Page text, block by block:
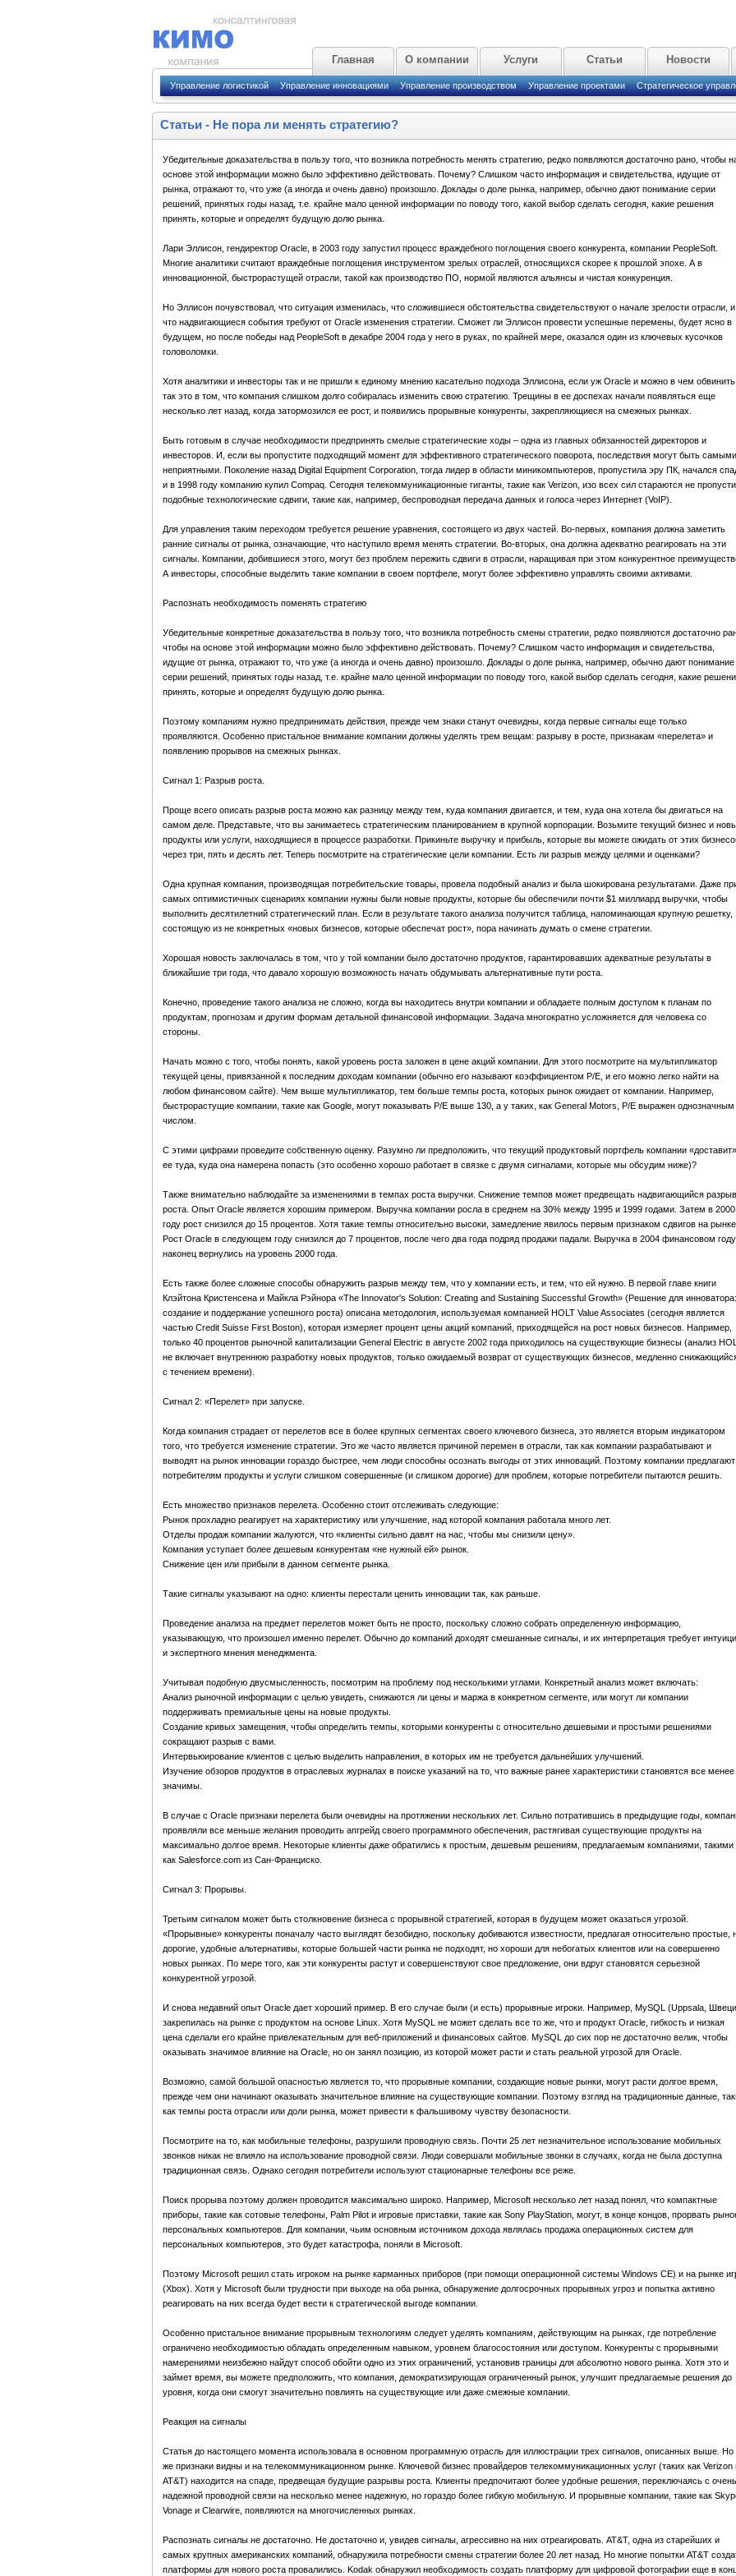
Главная О компании Услуги Статьи Новости
Управление логистикой Управление инновациями Управление производством Управление проектами Стратегическое
Статьи- Не пора ли менять стратегию?
Убедительные доказательства в пользу того, что возникла потребность менять стратегию, редко появляются достаточно рано, чтобы
основе этой информации можно было эффективно действовать. Почему? Слишком часто информация и свидетельства, идущие от
рынка, отражают то, что уже (а иногда и очень давно) произошло. Доклады о доле рынка, например, обычно дают понимание серии
решений, принятых годы назад, т.е. крайне мало ценной информации по поводу того, какой выбор сделать сегодня, какие решения
принять, которые и определят будущую долю рынка.
Лари Эллисон, гендиректор Oracle, в 2003 году запустил процесс враждебного поглощения своего конкурента, компании PeopleSoft.
Многие аналитики считают враждебные поглощения инструментом зрелых отраслей, относящихся скорее к прошлой эпохе. А в
инновационной, быстрорастущей отрасли, такой как производство ПО, нормой являются альянсы и чистая конкуренция.
Но Эллисон почувствовал, что ситуация изменилась, что сложившиеся обстоятельства свидетельствуют о начале зрелости отрасли, и
что надвигающиеся события требуют от Oracle изменения стратегии. Сможет ли Эллисон провести успешные перемены, будет ясно в
будущем, но после победы над PeopleSoft в декабре 2004 года у него в руках, по крайней мере, оказался один из ключевых кусочков
головоломки.
Хотя аналитики и инвесторы так и не пришли к единому мнению касательно подхода Эллисона, если уж Oracle и можно в чем обвинить,
так это в том, что компания слишком долго собиралась изменить свою стратегию. Трещины в ее доспехах начали появляться еще
несколько лет назад, когда затормозился ее рост, и появились прорывные конкуренты, закрепляющиеся на смежных рынках.
Быть готовым в случае необходимости предпринять смелые стратегические ходы – одна из главных обязанностей директоров и
инвесторов. И, если вы пропустите подходящий момент для эффективного стратегического поворота, последствия могут быть самыми
неприятными. Поколение назад Digital Equipment Corporation, тогда лидер в области миникомпьютеров, пропустила эру ПК, начался
и в 1998 году компанию купил Compaq. Сегодня телекоммуникационные гиганты, такие как Verizon, изо всех сил стараются не
подобные технологические сдвиги, такие как, например, беспроводная передача данных и голоса через Интернет (VoIP).
Для управления таким переходом требуется решение уравнения, состоящего из двух частей. Во-первых, компания должна заметить
ранние сигналы от рынка, означающие, что наступило время менять стратегии. Во-вторых, она должна адекватно реагировать на эти
сигналы. Компании, добившиеся этого, могут без проблем пережить сдвиги в отрасли, наращивая при этом конкурентное
А инвесторы, способные выделить такие компании в своем портфеле, могут более эффективно управлять своими активами.
Распознать необходимость поменять стратегию
Убедительные конкретные доказательства в пользу того, что возникла потребность смены стратегии, редко появляются достаточно
чтобы на основе этой информации можно было эффективно действовать. Почему? Слишком часто информация и свидетельства,
идущие от рынка, отражают то, что уже (а иногда и очень давно) произошло. Доклады о доле рынка, например, обычно дают понимание
серии решений, принятых годы назад, т.е. крайне мало ценной информации по поводу того, какой выбор сделать сегодня, какие
принять, которые и определят будущую долю рынка.
Поэтому компаниям нужно предпринимать действия, прежде чем знаки станут очевидны, когда первые сигналы еще только
проявляются. Особенно пристальное внимание компании должны уделять трем вещам: разрыву в росте, признакам «перелета» и
появлению прорывов на смежных рынках.
Сигнал 1: Разрыв роста.
Проще всего описать разрыв роста можно как разницу между тем, куда компания двигается, и тем, куда она хотела бы двигаться на
самом деле. Представьте, что вы занимаетесь стратегическим планированием в крупной корпорации. Возьмите текущий бизнес и
продукты или услуги, находящиеся в процессе разработки. Прикиньте выручку и прибыль, которые вы можете ожидать от этих
через три, пять и десять лет. Теперь посмотрите на стратегические цели компании. Есть ли разрыв между целями и оценками?
Одна крупная компания, производящая потребительские товары, провела подобный анализ и была шокирована результатами. Даже
самых оптимистичных сценариях компании нужны были новые продукты, которые бы обеспечили почти $1 миллиард выручки, чтобы
выполнить десятилетний стратегический план. Если в результате такого анализа получится таблица, напоминающая крупную решетку,
состоящую из не конкретных «новых бизнесов, которые обеспечат рост», пора начинать думать о смене стратегии.
Хорошая новость заключалась в том, что у той компании было достаточно продуктов, гарантировавших адекватные результаты в
ближайшие три года, что давало хорошую возможность начать обдумывать альтернативные пути роста.
Конечно, проведение такого анализа не сложно, когда вы находитесь внутри компании и обладаете полным доступом к планам по
продуктам, прогнозам и другим формам детальной финансовой информации. Задача многократно усложняется для человека со
стороны.
Начать можно с того, чтобы понять, какой уровень роста заложен в цене акций компании. Для этого посмотрите на мультипликатор
текущей цены, привязанной к последним доходам компании (обычно его называют коэффициентом P/E, и его можно легко найти на
любом финансовом сайте). Чем выше мультипликатор, тем больше темпы роста, которых рынок ожидает от компании. Например,
быстрорастущие компании, такие как Google, могут показывать P/E выше 130, а у таких, как General Motors, P/E выражен однозначным
числом.
С этими цифрами проведите собственную оценку. Разумно ли предположить, что текущий продуктовый портфель компании «доставит»
ее туда, куда она намерена попасть (это особенно хорошо работает в связке с двумя сигналами, которые мы обсудим ниже)?
Также внимательно наблюдайте за изменениями в темпах роста выручки. Снижение темпов может предвещать надвигающийся разрыв
роста. Опыт Oracle является хорошим примером. Выручка компании росла в среднем на 30% между 1995 и 1999 годами. Затем в 2000
году рост снизился до 15 процентов. Хотя такие темпы относительно высоки, замедление явилось первым признаком сдвигов на рынке.
Рост Oracle в следующем году снизился до 7 процентов, после чего два года подряд продажи падали. Выручка в 2004 финансовом году
наконец вернулись на уровень 2000 года.
Есть также более сложные способы обнаружить разрыв между тем, что у компании есть, и тем, что ей нужно. В первой главе книги
Клэйтона Кристенсена и Майкла Рэйнора «The Innovator's Solution: Creating and Sustaining Successful Growth» (Решение для инноватора:
создание и поддержание успешного роста) описана методология, используемая компанией HOLT Value Associates (сегодня является
частью Credit Suisse First Boston), которая измеряет процент цены акций компаний, приходящейся на рост новых бизнесов. Например,
только 40 процентов рыночной капитализации General Electric в августе 2002 года приходилось на существующие бизнесы (анализ
не включает внутреннюю разработку новых продуктов, только ожидаемый возврат от существующих бизнесов, медленно
с течением времени).
Сигнал 2: «Перелет» при запуске.
Когда компания страдает от перелетов все в более крупных сегментах своего ключевого бизнеса, это является вторым индикатором
того, что требуется изменение стратегии. Это же часто является причиной перемен в отрасли, так как компании разрабатывают и
выводят на рынок инновации гораздо быстрее, чем люди способны осознать выгоды от этих инноваций. Поэтому компании предлагают
потребителям продукты и услуги слишком совершенные (и слишком дорогие) для проблем, которые потребители пытаются решить.
Есть множество признаков перелета. Особенно стоит отслеживать следующие:
Рынок прохладно реагирует на характеристику или улучшение, над которой компания работала много лет.
Отделы продаж компании жалуются, что «клиенты сильно давят на нас, чтобы мы снизили цену».
Компания уступает более дешевым конкурентам «не нужный ей» рынок.
Снижение цен или прибыли в данном сегменте рынка.
Такие сигналы указывают на одно: клиенты перестали ценить инновации так, как раньше.
Проведение анализа на предмет перелетов может быть не просто, поскольку сложно собрать определенную информацию,
указывающую, что произошел именно перелет. Обычно до компаний доходят смешанные сигналы, и их интерпретация требует
и экспертного мнения менеджмента.
Учитывая подобную двусмысленность, посмотрим на проблему под несколькими углами. Конкретный анализ может включать:
Анализ рыночной информации с целью увидеть, снижаются ли цены и маржа в конкретном сегменте, или могут ли компании
поддерживать премиальные цены на новые продукты.
Создание кривых замещения, чтобы определить темпы, которыми конкуренты с относительно дешевыми и простыми решениями
сокращают разрыв с вами.
Интервьюирование клиентов с целью выделить направления, в которых им не требуется дальнейших улучшений.
Изучение обзоров продуктов в отраслевых журналах в поиске указаний на то, что важные ранее характеристики становятся все менее
значимы.
В случае с Oracle признаки перелета были очевидны на протяжении нескольких лет. Сильно потратившись в предыдущие годы,
проявляли все меньше желания проводить апгрейд своего программного обеспечения, растягивая существующие продукты на
максимально долгое время. Некоторые клиенты даже обратились к простым, дешевым решениям, предлагаемым компаниями, такими
как Salesforce.com из Сан-Франциско.
Сигнал 3: Прорывы.
Третьим сигналом может быть столкновение бизнеса с прорывной стратегией, которая в будущем может оказаться угрозой.
«Прорывные» конкуренты поначалу часто выглядят безобидно, поскольку добиваются известности, предлагая относительно простые,
дорогие, удобные альтернативы, которые большей части рынка не подходят, но хороши для небогатых клиентов или на совершенно
новых рынках. По мере того, как эти конкуренты растут и совершенствуют свое предложение, они вдруг становятся серьезной
конкурентной угрозой.
И снова недавний опыт Oracle дает хороший пример. В его случае были (и есть) прорывные игроки. Например, MySQL (Uppsala,
закрепилась на рынке с продуктом на основе Linux. Хотя MySQL не может сделать все то же, что и продукт Oracle, гибкость и низкая
цена сделали его крайне привлекательным для веб-приложений и финансовых сайтов. MySQL до сих пор не достаточно велик, чтобы
оказывать значимое влияние на Oracle, но он занял позицию, из которой может расти и стать реальной угрозой для Oracle.
Возможно, самой большой опасностью является то, что прорывные компании, создающие новые рынки, могут расти долгое время,
прежде чем они начинают оказывать значительное влияние на существующие компании. Поэтому взгляд на традиционные данные,
как темпы роста отрасли или доли рынка, может привести к фальшивому чувству безопасности.
Посмотрите на то, как мобильные телефоны, разрушили проводную связь. Почти 25 лет незначительное использование мобильных
звонков никак не влияло на использование проводной связи. Люди совершали мобильные звонки в случаях, когда не была доступна
традиционная связь. Однако сегодня потребители используют стационарные телефоны все реже.
Поиск прорыва поэтому должен проводится максимально широко. Например, Microsoft несколько лет назад понял, что компактные
приборы, такие как сотовые телефоны, Palm Pilot и игровые приставки, такие как Sony PlayStation, могут, в конце концов, прорвать
персональных компьютеров. Для компании, чьим основным источником дохода являлась продажа операционных систем для
персональных компьютеров, это будет катастрофа, поняли в Microsoft.
Поэтому Microsoft решил стать игроком на рынке карманных приборов (при помощи операционной системы Windows CE) и на рынке
(Xbox). Хотя у Microsoft были трудности при выходе на оба рынка, обнаружение долгосрочных прорывных угроз и попытка активно
реагировать на них всегда будет вести к стратегической выгоде компании.
Особенно пристальное внимание прорывным технологиям следует уделять компаниям, действующим на рынках, где потребление
ограничено необходимостью обладать определенным навыком, уровнем благосостояния или доступом. Конкуренты с прорывными
намерениями неизбежно найдут способ обойти одно из этих ограничений, установив границы для абсолютно нового рынка. Хотя это и
займет время, вы можете предположить, что компания, демократизирующая ограниченный рынок, улучшит предлагаемые решения до
уровня, когда они смогут значительно повлиять на существующие или даже смежные компании.
Реакция на сигналы
Статья до настоящего момента использовала в основном программную отрасль для иллюстрации трех сигналов, описанных выше. Но
же признаки видны и на телекоммуникационном рынке. Ключевой бизнес провайдеров телекоммуникационных услуг (таких как Verizon
AT&T) находится на спаде, предвещая будущие разрывы роста. Клиенты предпочитают более удобные решения, переключаясь с очень
надежной проводной связи на несколько менее надежную, но гораздо более гибкую мобильную. И прорывные компании, такие как
Vonage и Clearwire, появляются на многочисленных рынках.
Распознать сигналы не достаточно. Не достаточно и, увидев сигналы, агрессивно на них отреагировать. AT&T, одна из старейших и
самых крупных американских компаний, обнаружила потребности смены стратегии более 20 лет назад. Но многие попытки AT&T
платформы для нового роста провалились. Kodak обнаружил необходимость создать платформу для цифровой фотографии еще в